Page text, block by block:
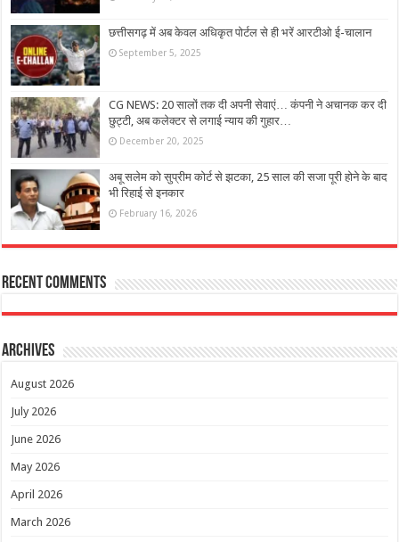
छत्तीसगढ़ में अब केवल अधिकृत पोर्टल से ही भरें आरटीओ ई-चालान
September 5, 2025
CG NEWS: 20 सालों तक दी अपनी सेवाएं… कंपनी ने अचानक कर दी
छुट्टी, अब कलेक्टर से लगाई न्याय की गुहार…
December 20, 2025
अबू सलेम को सुप्रीम कोर्ट से झटका, 25 साल की सजा पूरी होने के बाद
भी रिहाई से इनकार
February 16, 2026
Recent Comments
Archives
August 2026
July 2026
June 2026
May 2026
April 2026
March 2026